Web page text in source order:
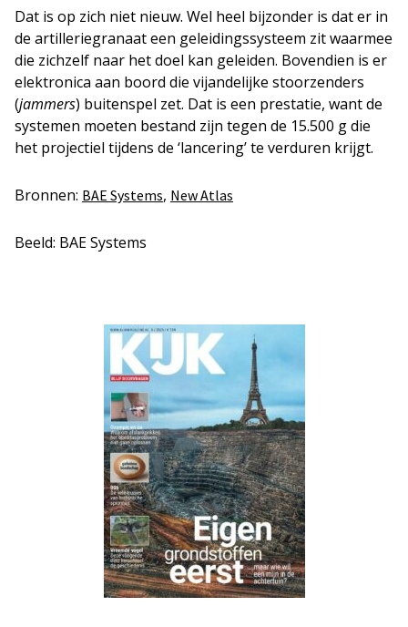
Dat is op zich niet nieuw. Wel heel bijzonder is dat er in
de artilleriegranaat een geleidingssysteem zit waarmee
die zichzelf naar het doel kan geleiden. Bovendien is er
elektronica aan boord die vijandelijke stoorzenders
(jammers) buitenspel zet. Dat is een prestatie, want de
systemen moeten bestand zijn tegen de 15.500 g die
het projectiel tijdens de ‘lancering’ te verduren krijgt.
Bronnen: BAE Systems, New Atlas
Beeld: BAE Systems